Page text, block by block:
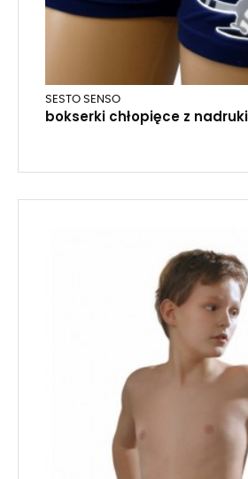
SESTO SENSO
bokserki chłopięce z